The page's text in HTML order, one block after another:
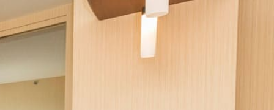
SUITE LÉVIS
PISCINE INTÉRIEURE
RÉUNIONS SUR MESURE